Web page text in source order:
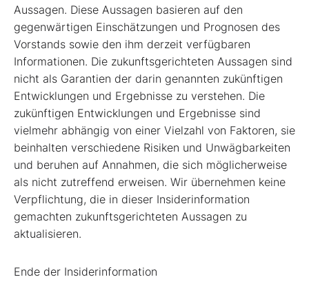
Aussagen. Diese Aussagen basieren auf den
gegenwärtigen Einschätzungen und Prognosen des
Vorstands sowie den ihm derzeit verfügbaren
Informationen. Die zukunftsgerichteten Aussagen sind
nicht als Garantien der darin genannten zukünftigen
Entwicklungen und Ergebnisse zu verstehen. Die
zukünftigen Entwicklungen und Ergebnisse sind
vielmehr abhängig von einer Vielzahl von Faktoren, sie
beinhalten verschiedene Risiken und Unwägbarkeiten
und beruhen auf Annahmen, die sich möglicherweise
als nicht zutreffend erweisen. Wir übernehmen keine
Verpflichtung, die in dieser Insiderinformation
gemachten zukunftsgerichteten Aussagen zu
aktualisieren.
Ende der Insiderinformation